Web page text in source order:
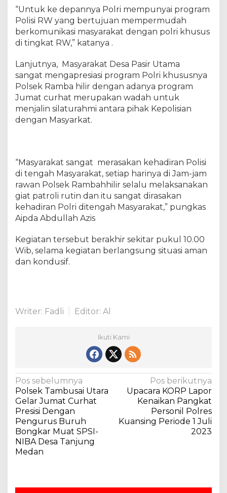
e
l
a
r
u
m
'
a
t
t
B
e
r
s
a
a
M
a
D
a
P
a
i
r
U
“Untuk ke depannya Polri mempunyai program
Polisi RW yang bertujuan mempermudah
berkomunikasi masyarakat dengan polri khusus
di tingkat RW,” katanya .
Lanjutnya, Masyarakat Desa Pasir Utama
sangat mengapresiasi program Polri khususnya
Polsek Ramba hilir dengan adanya program
Jumat curhat merupakan wadah untuk
menjalin silaturahmi antara pihak Kepolisian
dengan Masyarkat.
“Masyarakat sangat merasakan kehadiran Polisi
di tengah Masyarakat, setiap harinya di Jam-jam
rawan Polsek Rambahhilir selalu melaksanakan
giat patroli rutin dan itu sangat dirasakan
kehadiran Polri ditengah Masyarakat,” pungkas
Aipda Abdullah Azis
Kegiatan tersebut berakhir sekitar pukul 10.00
Wib, selama kegiatan berlangsung situasi aman
dan kondusif.
Writer: Fadli Editor: Al
Ikuti Kami
N
a
v
i
g
a
Pos sebelumnya
Polsek Tambusai Utara
Gelar Jumat Curhat
Presisi Dengan
Pengurus Buruh
Bongkar Muat SPSI-
NIBA Desa Tanjung
Medan
Pos berikutnya
Upacara KORP Lapor
Kenaikan Pangkat
Personil Polres
Kuansing Periode 1 Juli
2023